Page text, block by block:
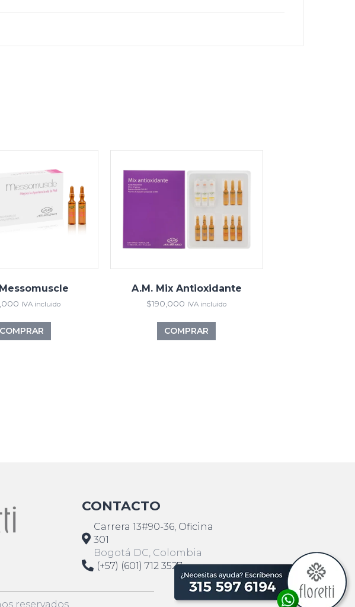
IVA incluido
COMPRAR
A.M. Mix Antioxidante
$190,000 IVA incluido
COMPRAR
CONTACTO
Carrera 13#90-36, Oficina
301
Bogotá DC, Colombia
(+57) (601) 712 3527
reservados